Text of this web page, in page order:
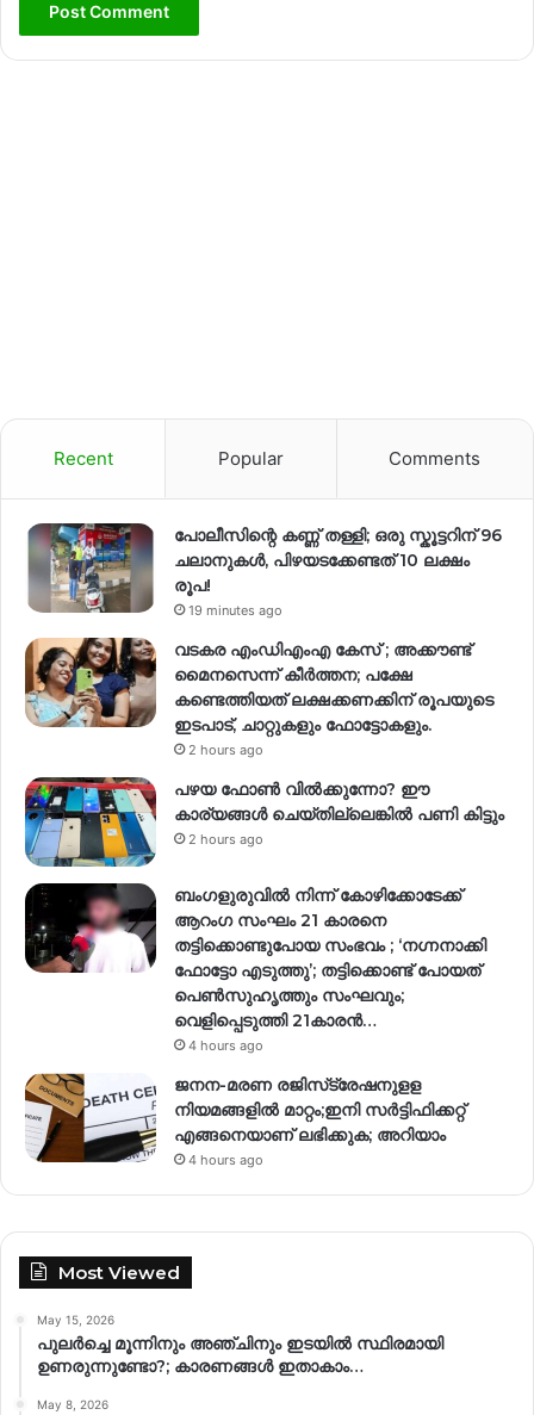
Recent Popular Comments
പോലീസിന്റെ കണ്ണ് തള്ളി; ഒരു സ്കൂട്ടറിന് 96
ചലാനുകൾ, പിഴയടക്കേണ്ടത് 10 ലക്ഷം
രൂപ!
19 minutes ago
വടകര എംഡിഎംഎ കേസ് ; അക്കൗണ്ട്
മൈനസെന്ന് കീർത്തന; പക്ഷേ
കണ്ടെത്തിയത് ലക്ഷക്കണക്കിന് രൂപയുടെ
ഇടപാട്, ചാറ്റുകളും ഫോട്ടോകളും.
2 hours ago
പഴയ ഫോൺ വിൽക്കുന്നോ? ഈ
കാര്യങ്ങൾ ചെയ്തില്ലെങ്കിൽ പണി കിട്ടും
2 hours ago
ബംഗളുരുവിൽ നിന്ന് കോഴിക്കോടേക്ക്
ആറംഗ സംഘം 21 കാരനെ
തട്ടിക്കൊണ്ടുപോയ സംഭവം ; ‘നഗ്നനാക്കി
ഫോട്ടോ എടുത്തു’; തട്ടിക്കൊണ്ട് പോയത്
പെണ്‍സുഹൃത്തും സംഘവും;
വെളിപ്പെടുത്തി 21കാരന്‍…
4 hours ago
ജനന-മരണ രജിസ്‌ട്രേഷനുളള
നിയമങ്ങളില്‍ മാറ്റം;ഇനി സര്‍ട്ടിഫിക്കറ്റ്
എങ്ങനെയാണ് ലഭിക്കുക; അറിയാം
4 hours ago
Most Viewed
May 15, 2026
പുലർച്ചെ മൂന്നിനും അഞ്ചിനും ഇടയിൽ സ്ഥിരമായി
ഉണരുന്നുണ്ടോ?; കാരണങ്ങള്‍ ഇതാകാം…
May 8, 2026